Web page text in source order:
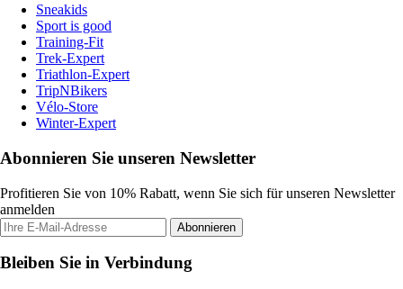
Sneakids
Sport is good
Training-Fit
Trek-Expert
Triathlon-Expert
TripNBikers
Vélo-Store
Winter-Expert
Abonnieren Sie unseren Newsletter
Profitieren Sie von 10% Rabatt, wenn Sie sich für unseren Newsletter
anmelden
Abonnieren
Bleiben Sie in Verbindung